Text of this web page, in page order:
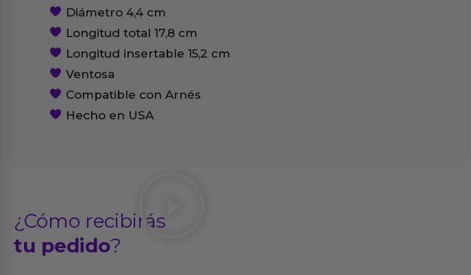
Diámetro 4,4 cm
Longitud total 17,8 cm
Longitud insertable 15,2 cm
Ventosa
Compatible con Arnés
Hecho en USA
¿Cómo recibirás
tu pedido?